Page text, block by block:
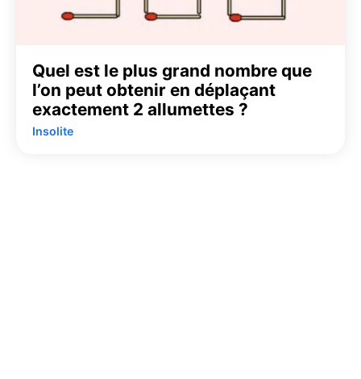
Quel est le plus grand nombre que
l’on peut obtenir en déplaçant
exactement 2 allumettes ?
Insolite